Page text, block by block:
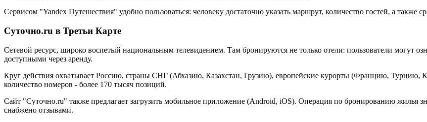
Сервисом "Yandex Путешествия" удобно пользоваться: человеку достаточно указать маршрут, количество гостей, а также
Суточно.ru в Третьи Карте
Сетевой ресурс, широко воспетый национальным телевидением. Там бронируются не только отели: пользователи могут
доступными через аренду.
Круг действия охватывает Россию, страны СНГ (Абхазию, Казахстан, Грузию), европейские курорты (Францию, Турцию,
количество номеров - более 170 тысяч позиций.
Сайт "Суточно.ru" также предлагает загрузить мобильное приложение (Android, iOS). Операция по бронированию жилья
снабжено отзывами.